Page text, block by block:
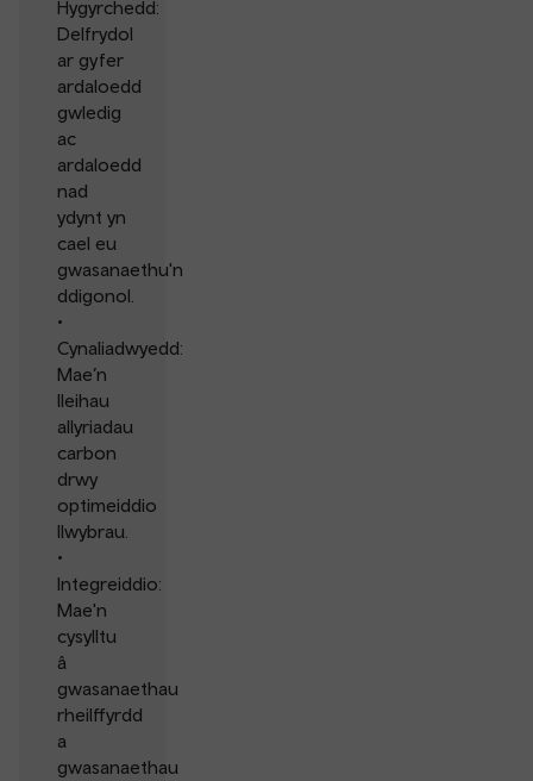
Hygyrchedd:
Delfrydol
ar gyfer
ardaloedd
gwledig
ac
ardaloedd
nad
ydynt yn
cael eu
gwasanaethu'n
ddigonol.
•
Cynaliadwyedd:
Mae’n
lleihau
allyriadau
carbon
drwy
optimeiddio
llwybrau.
•
Integreiddio:
Mae'n
cysylltu
â
gwasanaethau
rheilffyrdd
a
gwasanaethau